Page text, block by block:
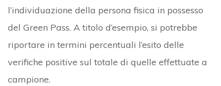
l’individuazione della persona fisica in possesso
del Green Pass. A titolo d’esempio, si potrebbe
riportare in termini percentuali l’esito delle
verifiche positive sul totale di quelle effettuate a
campione.